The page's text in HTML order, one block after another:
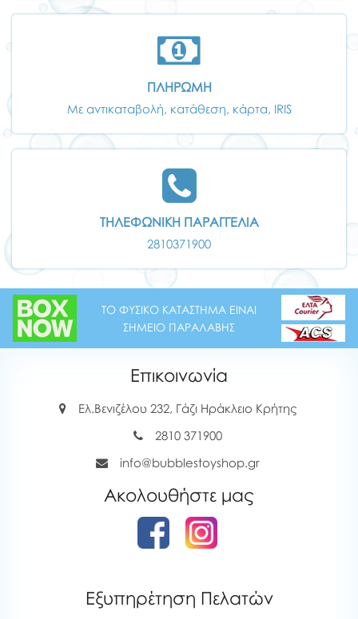
ΠΛΗΡΩΜΗ
Με αντικαταβολή, κατάθεση, κάρτα, IRIS
ΤΗΛΕΦΩΝΙΚΗ ΠΑΡΑΓΓΕΛΙΑ
2810371900
ΤΟ ΦΥΣΙΚΟ ΚΑΤΑΣΤΗΜΑ ΕΙΝΑΙ
ΣΗΜΕΙΟ ΠΑΡΑΛΑΒΗΣ
Επικοινωνία
Ελ.Βενιζέλου 232, Γάζι Ηράκλειο Κρήτης
2810 371900
info@bubblestoyshop.gr
Ακολουθήστε μας
Εξυπηρέτηση Πελατών